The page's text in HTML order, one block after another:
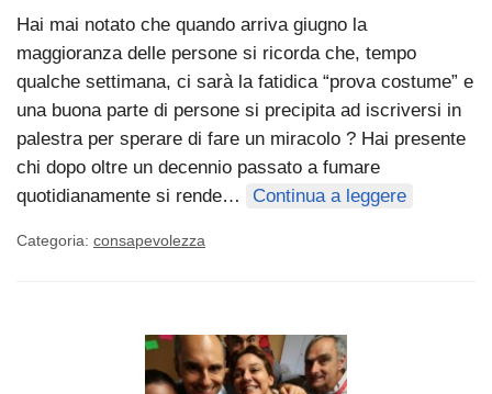
Hai mai notato che quando arriva giugno la
maggioranza delle persone si ricorda che, tempo
qualche settimana, ci sarà la fatidica “prova costume” e
una buona parte di persone si precipita ad iscriversi in
palestra per sperare di fare un miracolo ? Hai presente
chi dopo oltre un decennio passato a fumare
quotidianamente si rende…
Continua a leggere
Categoria: consapevolezza